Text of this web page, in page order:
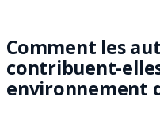
Comment les
contribuent-
environnement